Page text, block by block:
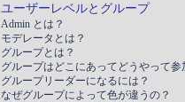
ユーザーレベルとグループ
Admin とは？
モデレータとは？
グループとは？
グループはどこにあってどうやって参
グループリーダーになるには？
なぜグループによって色が違うの？